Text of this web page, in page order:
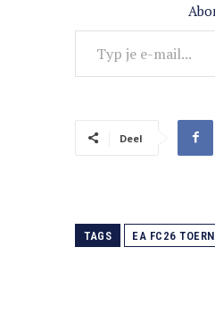
Typ je e-mail...
Deel
TAGS EA FC26